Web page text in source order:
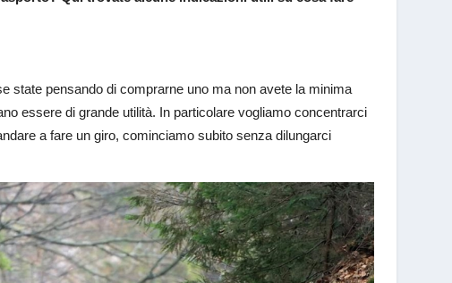
state pensando di comprarne uno ma non avete la minima
essere di grande utilità. In particolare vogliamo concentrarci
a fare un giro, cominciamo subito senza dilungarci